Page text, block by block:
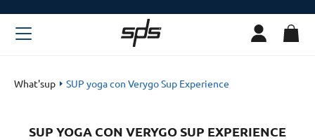
What'sup SUP yoga con Verygo Sup Experience
SUP YOGA CON VERYGO SUP EXPERIENCE